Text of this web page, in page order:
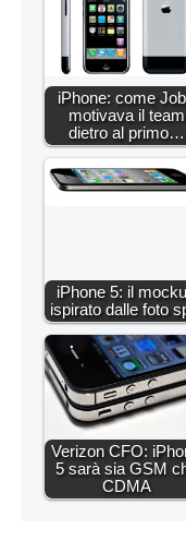
iPhone: come
motivava il team
dietro al primo…
iPhone 5: il
ispirato dalle foto
Verizon CFO:
5 sarà sia GSM
CDMA